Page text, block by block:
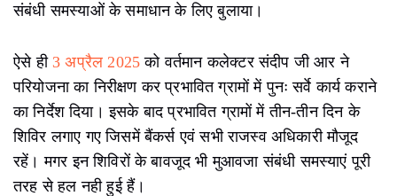
संबंधी समस्याओं के समाधान के लिए बुलाया।
ऐसे ही3 अप्रैल 2025 को वर्तमान कलेक्टर संदीप जी आर ने
परियोजना का निरीक्षण कर प्रभावित ग्रामों में पुनः सर्वे कार्य कराने
का निर्देश दिया। इसके बाद प्रभावित ग्रामों में तीन-तीन दिन के
शिविर लगाए गए जिसमें बैंकर्स एवं सभी राजस्व अधिकारी मौजूद
रहें। मगर इन शिविरों के बावजूद भी मुआवजा संबंधी समस्याएं पूरी
तरह से हल नही हुई हैं।